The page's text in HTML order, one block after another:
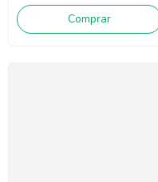
Comprar